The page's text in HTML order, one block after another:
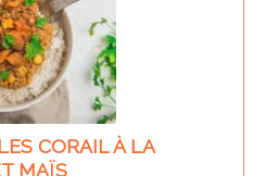
CORAIL À LA
MAÏS